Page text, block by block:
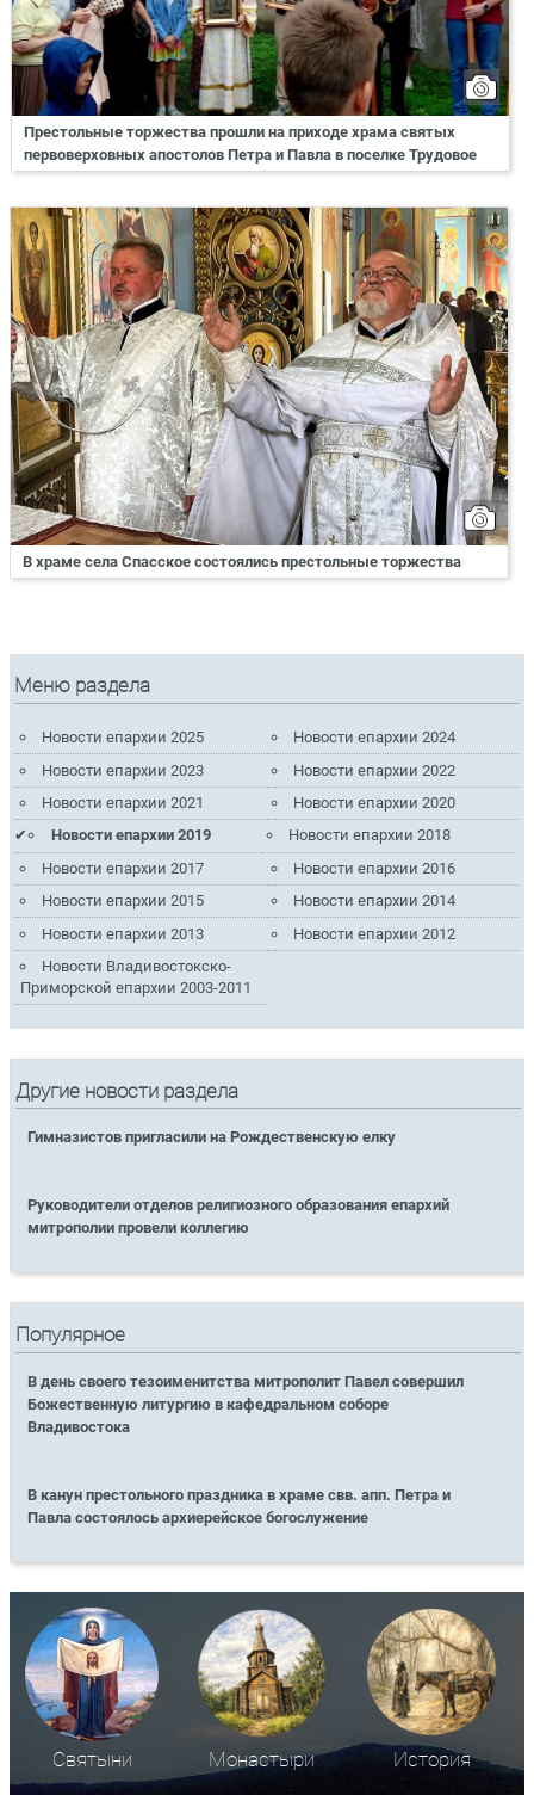
Престольные торжества прошли на приходе храма святых
первоверховных апостолов Петра и Павла в поселке Трудовое
В храме села Спасское состоялись престольные торжества
Меню раздела
Новости епархии 2025
Новости епархии 2024
Новости епархии 2023
Новости епархии 2022
Новости епархии 2021
Новости епархии 2020
Новости епархии 2019
Новости епархии 2018
Новости епархии 2017
Новости епархии 2016
Новости епархии 2015
Новости епархии 2014
Новости епархии 2013
Новости епархии 2012
Новости Владивостокско-
Приморской епархии 2003-2011
Другие новости раздела
Гимназистов пригласили на Рождественскую елку
Руководители отделов религиозного образования епархий
митрополии провели коллегию
Популярное
В день своего тезоименитства митрополит Павел совершил
Божественную литургию в кафедральном соборе
Владивостока
В канун престольного праздника в храме свв. апп. Петра и
Павла состоялось архиерейское богослужение
Святыни Монастыри История